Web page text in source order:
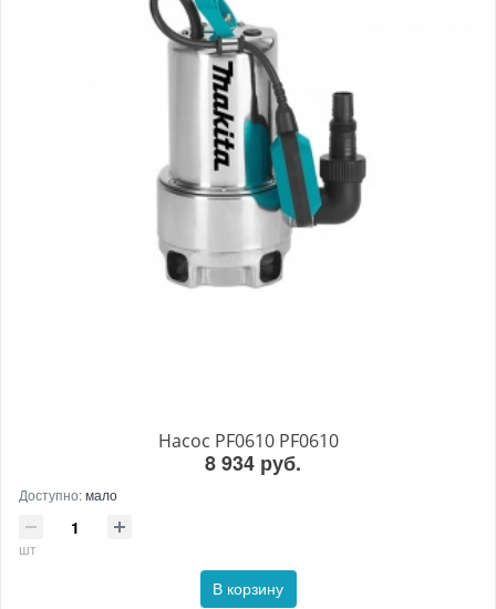
Насос PF0610 PF0610
8 934 руб.
Доступно:мало
шт
В корзину